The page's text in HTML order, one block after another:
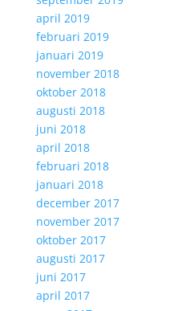
april 2019
februari 2019
januari 2019
november 2018
oktober 2018
augusti 2018
juni 2018
april 2018
februari 2018
januari 2018
december 2017
november 2017
oktober 2017
augusti 2017
juni 2017
april 2017